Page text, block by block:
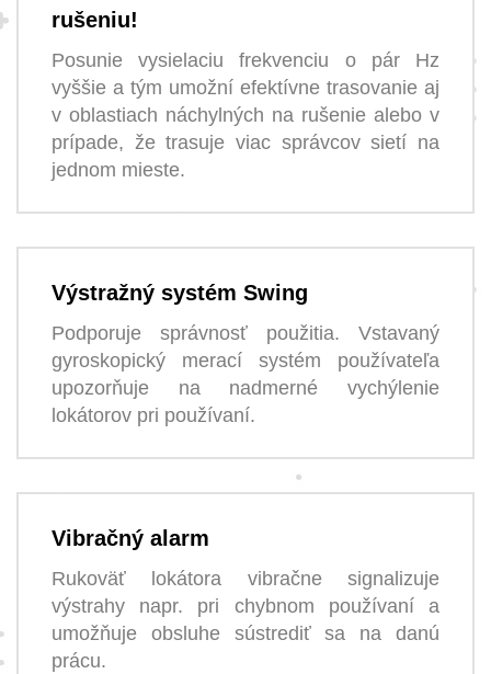
rušeniu!
Posunie vysielaciu frekvenciu o pár Hz
vyššie a tým umožní efektívne trasovanie aj
v oblastiach náchylných na rušenie alebo v
prípade, že trasuje viac správcov sietí na
jednom mieste.
Výstražný systém Swing
Podporuje správnosť použitia. Vstavaný
gyroskopický merací systém používateľa
upozorňuje na nadmerné vychýlenie
lokátorov pri používaní.
Vibračný alarm
Rukoväť lokátora vibračne signalizuje
výstrahy napr. pri chybnom používaní a
umožňuje obsluhe sústrediť sa na danú
prácu.